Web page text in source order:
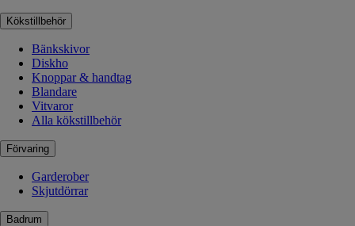
Kökstillbehör
Bänkskivor
Diskho
Knoppar & handtag
Blandare
Vitvaror
Alla kökstillbehör
Förvaring
Garderober
Skjutdörrar
Badrum